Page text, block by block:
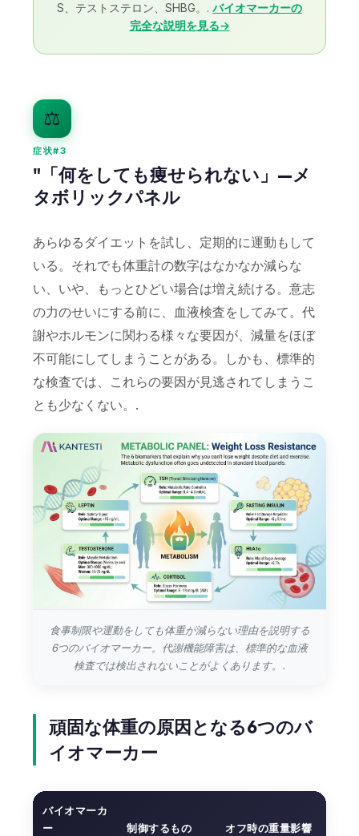
S、テストステロン、SHBG。. バイオマーカーの
完全な説明を見る→
⚖️
症状#3
"「何をしても痩せられない」—メ
タボリックパネル
あらゆるダイエットを試し、定期的に運動もして
いる。それでも体重計の数字はなかなか減らな
い、いや、もっとひどい場合は増え続ける。意志
の力のせいにする前に、血液検査をしてみて。代
謝やホルモンに関わる様々な要因が、減量をほぼ
不可能にしてしまうことがある。しかも、標準的
な検査では、これらの要因が見逃されてしまうこ
とも少なくない。.
食事制限や運動をしても体重が減らない理由を説明する
6つのバイオマーカー。代謝機能障害は、標準的な血液
検査では検出されないことがよくあります。.
頑固な体重の原因となる6つのバ
イオマーカー
バイオマーカ
ー
制御するもの オフ時の重量影響
தமிழ்
ಕನ್ನಡ
മലയാളം
Tiếng Việt
Tagalog
ဗမာစာ
ភាសាខ្មែរ
Kiswahili
አማርኛ
Українська
Català
Қазақ тілі
Suomi
Hrvatski
پښتو
سنڌي
অসমীয়া
Galego
Latviešu valoda
العربية المغربية